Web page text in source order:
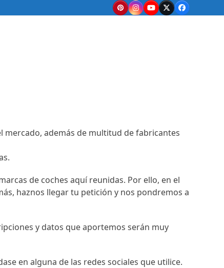
PinterestInstagram
YouTube
TwitterFacebook
mercado, además de multitud de fabricantes
de coches aquí reunidas. Por ello, en el
haznos llegar tu petición y nos pondremos a
y datos que aportemos serán muy
en alguna de las redes sociales que utilice.